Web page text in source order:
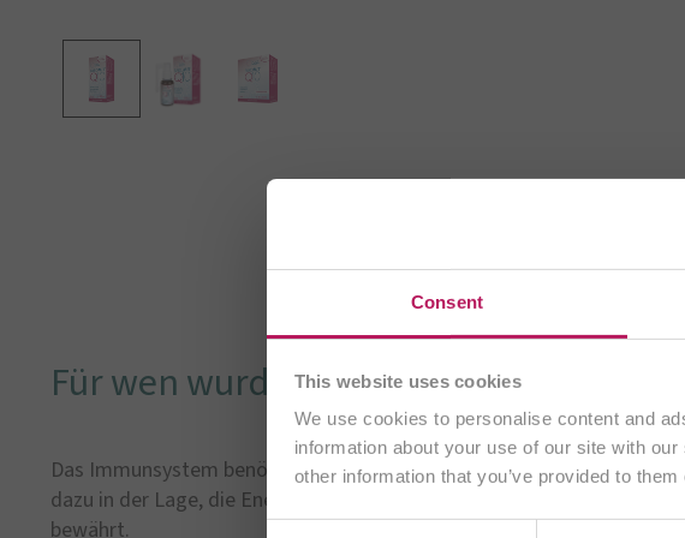
Consent
This website uses cookies
We use cookies to personalise content and
information about your use of our site with
other information that you’ve provided to
Für wen wurde PAROMiT® Q10 Spray
Das Immunsystem benötigt sehr viel Energie, um jenen Bakterien,
dazu in der Lage, die Energiebereitstellung zu unterstützen, wobei
bewährt.
Sie besuchen gerade